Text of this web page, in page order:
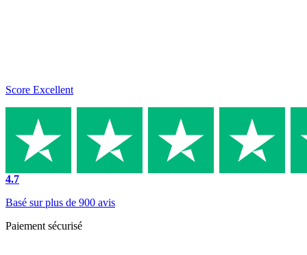
Score Excellent
4.7
Basé sur plus de 900 avis
Paiement sécurisé